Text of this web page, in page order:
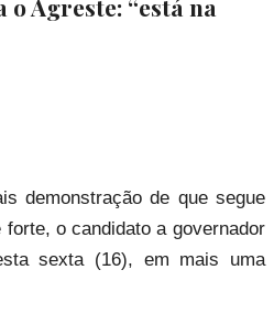
demonstração de que segue
o candidato a governador
sexta (16), em mais uma